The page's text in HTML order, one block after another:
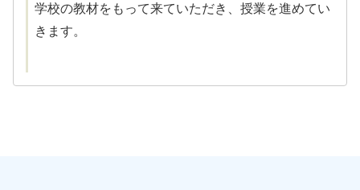
学校の教材をもって来ていただき、授業を進めてい
きます。